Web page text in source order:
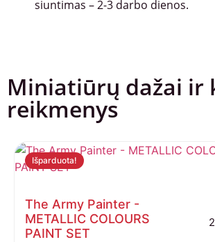
siuntimas – 2-3 darbo dienos.
Miniatiūrų dažai ir
reikmenys
Išparduota!
The Army Painter -
METALLIC COLOURS
PAINT SET